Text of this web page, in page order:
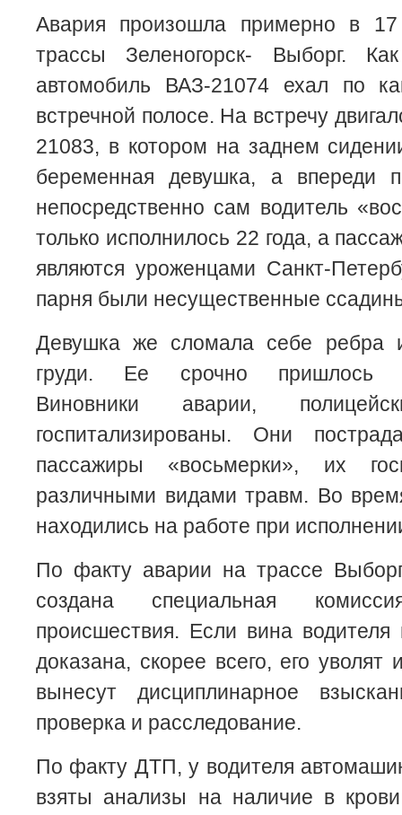
Авария произошла примерно в
трассы Зеленогорск- Выборг.
автомобиль ВАЗ-21074 ехал по
встречной полосе. На встречу
21083, в котором на заднем
беременная девушка, а впереди
непосредственно сам водитель
только исполнилось 22 года, а
являются уроженцами Санкт-
парня были несущественные
Девушка же сломала себе ребра
груди. Ее срочно пришлось
Виновники аварии,
госпитализированы. Они
пассажиры «восьмерки», их
различными видами травм. Во
находились на работе при
По факту аварии на трассе
создана специальная
происшествия. Если вина водителя
доказана, скорее всего, его уволят
вынесут дисциплинарное
проверка и расследование.
По факту ДТП, у водителя
взяты анализы на наличие в крови